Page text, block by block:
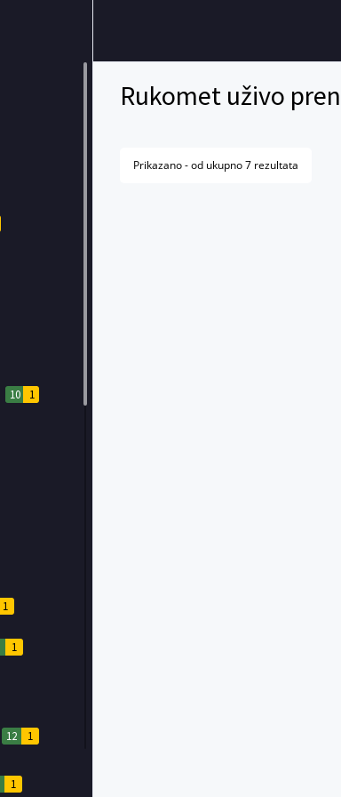
10 1
1
1
12 1
1
Rukomet uživo
Prikazano - od ukupno 7 rezultata